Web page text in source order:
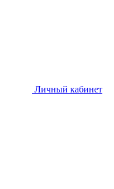
Личный кабинет